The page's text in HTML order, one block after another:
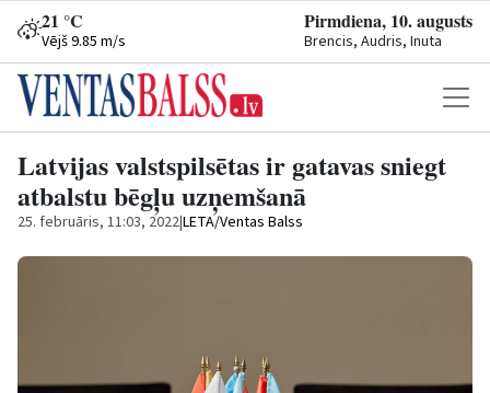
21 °C
Vējš 9.85 m/s
Pirmdiena, 10. augusts
Brencis, Audris, Inuta
Latvijas valstspilsētas ir gatavas sniegt
atbalstu bēgļu uzņemšanā
25. februāris, 11:03, 2022|LETA/Ventas Balss